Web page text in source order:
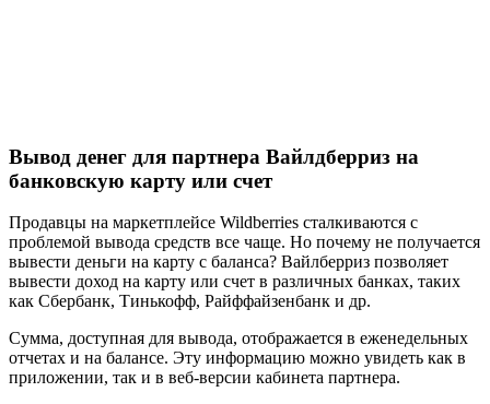
Вывод денег для партнера Вайлдберриз на
банковскую карту или счет
Продавцы на маркетплейсе Wildberries сталкиваются с
проблемой вывода средств все чаще. Но почему не получается
вывести деньги на карту с баланса? Вайлберриз позволяет
вывести доход на карту или счет в различных банках, таких
как Сбербанк, Тинькофф, Райффайзенбанк и др.
Сумма, доступная для вывода, отображается в еженедельных
отчетах и на балансе. Эту информацию можно увидеть как в
приложении, так и в веб-версии кабинета партнера.